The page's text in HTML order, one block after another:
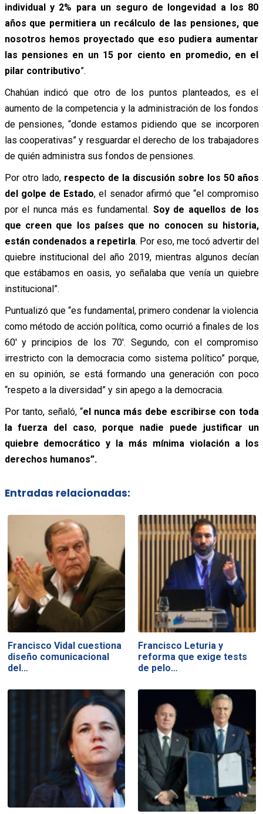
individual y 2% para un seguro de longevidad a los 80
años que permitiera un recálculo de las pensiones, que
nosotros hemos proyectado que eso pudiera aumentar
las pensiones en un 15 por ciento en promedio, en el
pilar contributivo”.
Chahúan indicó que otro de los puntos planteados, es el
aumento de la competencia y la administración de los fondos
de pensiones, “donde estamos pidiendo que se incorporen
las cooperativas” y resguardar el derecho de los trabajadores
de quién administra sus fondos de pensiones.
Por otro lado, respecto de la discusión sobre los 50 años
del golpe de Estado, el senador afirmó que “el compromiso
por el nunca más es fundamental. Soy de aquellos de los
que creen que los países que no conocen su historia,
están condenados a repetirla. Por eso, me tocó advertir del
quiebre institucional del año 2019, mientras algunos decían
que estábamos en oasis, yo señalaba que venía un quiebre
institucional”.
Puntualizó que “es fundamental, primero condenar la violencia
como método de acción política, como ocurrió a finales de los
60′ y principios de los 70′. Segundo, con el compromiso
irrestricto con la democracia como sistema político” porque,
en su opinión, se está formando una generación con poco
“respeto a la diversidad” y sin apego a la democracia.
Por tanto, señaló, “el nunca más debe escribirse con toda
la fuerza del caso, porque nadie puede justificar un
quiebre democrático y la más mínima violación a los
derechos humanos”.
Entradas relacionadas:
Francisco Vidal cuestiona
diseño comunicacional
del…
Francisco Leturia y
reforma que exige tests
de pelo…